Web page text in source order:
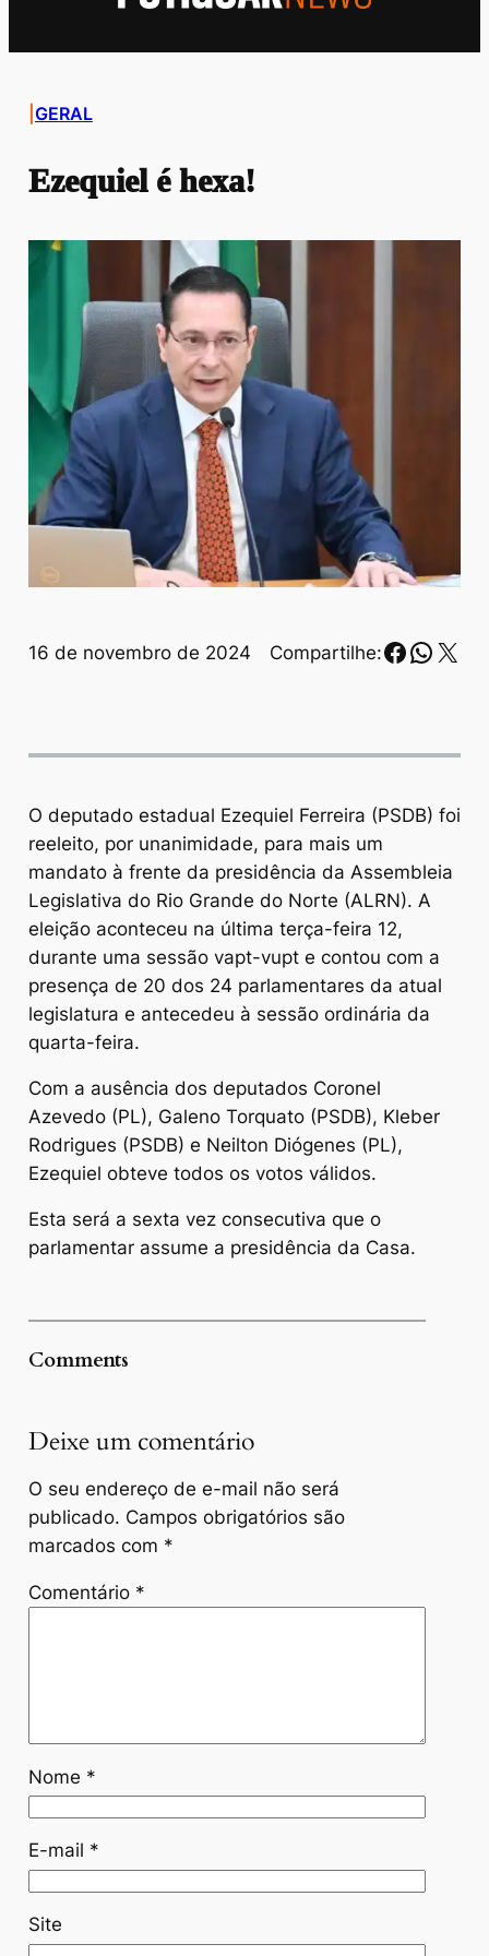
GERAL
Ezequiel é hexa!
16 de novembro de 2024 Compartilhe: X
O deputado estadual Ezequiel Ferreira (PSDB) foi
reeleito, por unanimidade, para mais um
mandato à frente da presidência da Assembleia
Legislativa do Rio Grande do Norte (ALRN). A
eleição aconteceu na última terça-feira 12,
durante uma sessão vapt-vupt e contou com a
presença de 20 dos 24 parlamentares da atual
legislatura e antecedeu à sessão ordinária da
quarta-feira.
Com a ausência dos deputados Coronel
Azevedo (PL), Galeno Torquato (PSDB), Kleber
Rodrigues (PSDB) e Neilton Diógenes (PL),
Ezequiel obteve todos os votos válidos.
Esta será a sexta vez consecutiva que o
parlamentar assume a presidência da Casa.
Comments
Deixe um comentário
O seu endereço de e-mail não será
publicado. Campos obrigatórios são
marcados com *
Comentário *
Nome *
E-mail *
Site